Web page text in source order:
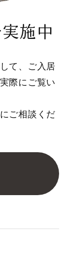
施中
て、ご入居
際にご覧い
ご相談くだ